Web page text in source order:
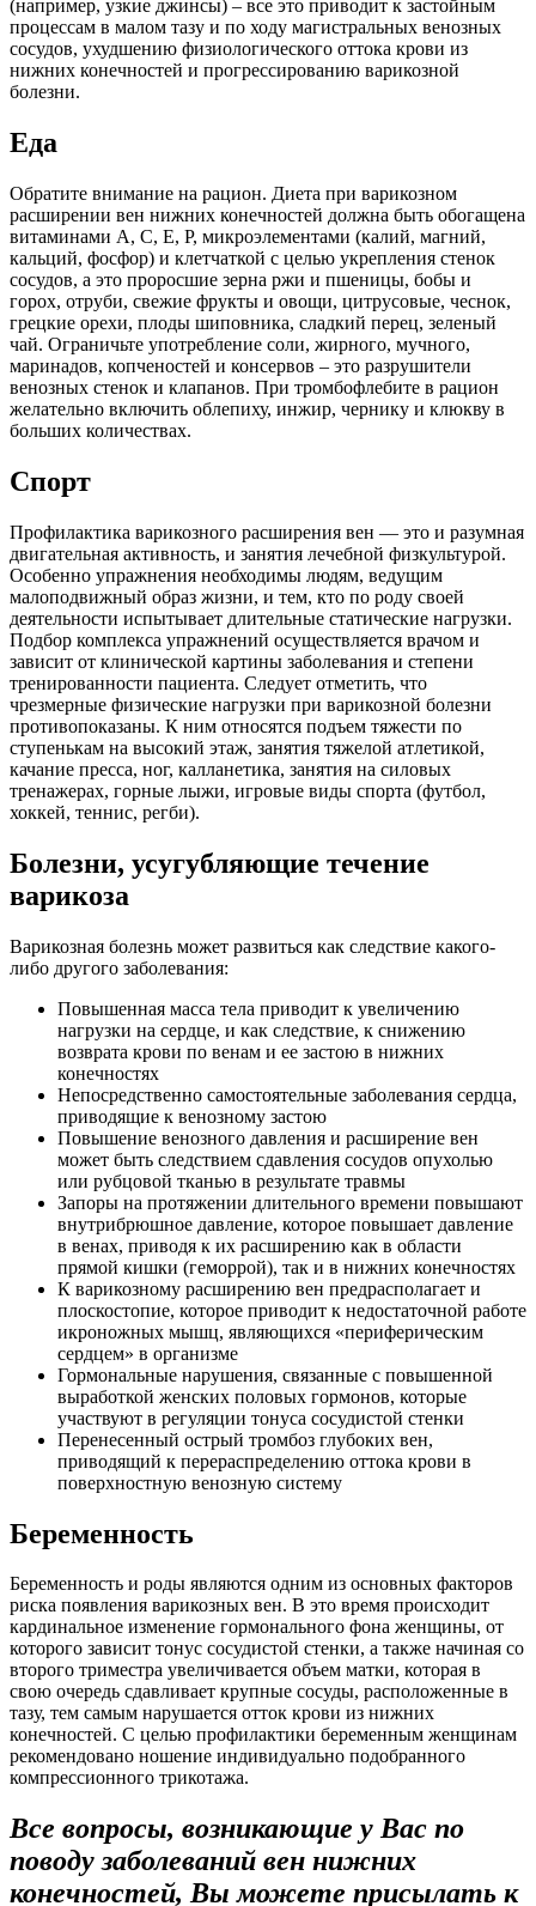
(например, узкие джинсы) – все это приводит к застойным
процессам в малом тазу и по ходу магистральных венозных
сосудов, ухудшению физиологического оттока крови из
нижних конечностей и прогрессированию варикозной
болезни.
Еда
Обратите внимание на рацион. Диета при варикозном
расширении вен нижних конечностей должна быть обогащена
витаминами А, С, Е, Р, микроэлементами (калий, магний,
кальций, фосфор) и клетчаткой с целью укрепления стенок
сосудов, а это проросшие зерна ржи и пшеницы, бобы и
горох, отруби, свежие фрукты и овощи, цитрусовые, чеснок,
грецкие орехи, плоды шиповника, сладкий перец, зеленый
чай. Ограничьте употребление соли, жирного, мучного,
маринадов, копченостей и консервов – это разрушители
венозных стенок и клапанов. При тромбофлебите в рацион
желательно включить облепиху, инжир, чернику и клюкву в
больших количествах.
Спорт
Профилактика варикозного расширения вен — это и разумная
двигательная активность, и занятия лечебной физкультурой.
Особенно упражнения необходимы людям, ведущим
малоподвижный образ жизни, и тем, кто по роду своей
деятельности испытывает длительные статические нагрузки.
Подбор комплекса упражнений осуществляется врачом и
зависит от клинической картины заболевания и степени
тренированности пациента. Следует отметить, что
чрезмерные физические нагрузки при варикозной болезни
противопоказаны. К ним относятся подъем тяжести по
ступенькам на высокий этаж, занятия тяжелой атлетикой,
качание пресса, ног, калланетика, занятия на силовых
тренажерах, горные лыжи, игровые виды спорта (футбол,
хоккей, теннис, регби).
Болезни, усугубляющие течение
варикоза
Варикозная болезнь может развиться как следствие какого-
либо другого заболевания:
Повышенная масса тела приводит к увеличению
нагрузки на сердце, и как следствие, к снижению
возврата крови по венам и ее застою в нижних
конечностях
Непосредственно самостоятельные заболевания сердца,
приводящие к венозному застою
Повышение венозного давления и расширение вен
может быть следствием сдавления сосудов опухолью
или рубцовой тканью в результате травмы
Запоры на протяжении длительного времени повышают
внутрибрюшное давление, которое повышает давление
в венах, приводя к их расширению как в области
прямой кишки (геморрой), так и в нижних конечностях
К варикозному расширению вен предрасполагает и
плоскостопие, которое приводит к недостаточной работе
икроножных мышц, являющихся «периферическим
сердцем» в организме
Гормональные нарушения, связанные с повышенной
выработкой женских половых гормонов, которые
участвуют в регуляции тонуса сосудистой стенки
Перенесенный острый тромбоз глубоких вен,
приводящий к перераспределению оттока крови в
поверхностную венозную систему
Беременность
Беременность и роды являются одним из основных факторов
риска появления варикозных вен. В это время происходит
кардинальное изменение гормонального фона женщины, от
которого зависит тонус сосудистой стенки, а также начиная со
второго триместра увеличивается объем матки, которая в
свою очередь сдавливает крупные сосуды, расположенные в
тазу, тем самым нарушается отток крови из нижних
конечностей. С целью профилактики беременным женщинам
рекомендовано ношение индивидуально подобранного
компрессионного трикотажа.
Все вопросы, возникающие у Вас по
поводу заболеваний вен нижних
конечностей, Вы можете присылать к